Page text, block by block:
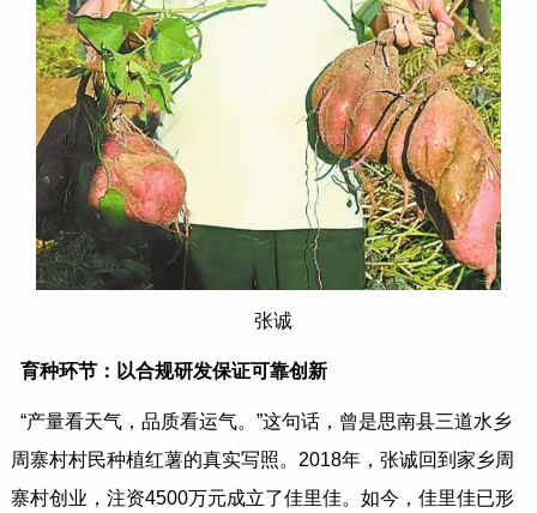
张诚
育种环节：以合规研发保证可靠创新
“产量看天气，品质看运气。”这句话，曾是思南县三道水乡
周寨村村民种植红薯的真实写照。2018年，张诚回到家乡周
寨村创业，注资4500万元成立了佳里佳。如今，佳里佳已形